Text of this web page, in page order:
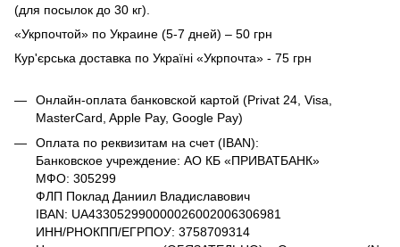
(для посылок до 30 кг).
«Укрпочтой» по Украине (5-7 дней) – 50 грн
Кур'єрська доставка по Україні «Укрпочта» - 75 грн
Онлайн-оплата банковской картой (Privat 24, Visa,
MasterCard, Apple Pay, Google Pay)
Оплата по реквизитам на счет (IBAN):
Банковское учреждение: АО КБ «ПРИВАТБАНК»
МФО: 305299
ФЛП Поклад Даниил Владиславович
IBAN: UA433052990000026002006306981
ИНН/РНОКПП/ЕГРПОУ: 3758709314